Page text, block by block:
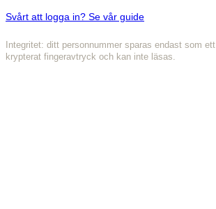
Svårt att logga in? Se vår guide
Integritet: ditt personnummer sparas endast som ett
krypterat fingeravtryck och kan inte läsas.